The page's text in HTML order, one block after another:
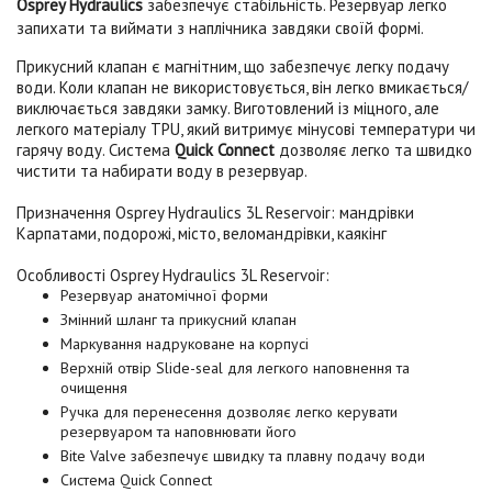
Osprey Hydraulics забезпечує стабільність. Резервуар легко
запихати та виймати з наплічника завдяки своїй формі.
Прикусний клапан є магнітним, що забезпечує легку подачу
води. Коли клапан не використовується, він легко вмикається/
виключається завдяки замку. Виготовлений із міцного, але
легкого матеріалу TPU, який витримує мінусові температури чи
гарячу воду. Система Quick Connect дозволяє легко та швидко
чистити та набирати воду в резервуар.
Призначення Osprey Hydraulics 3L Reservoir: мандрівки
Карпатами, подорожі, місто, веломандрівки, каякінг
Особливості Osprey Hydraulics 3L Reservoir:
Резервуар анатомічної форми
Змінний шланг та прикусний клапан
Маркування надруковане на корпусі
Верхній отвір Slide-seal для легкого наповнення та
очищення
Ручка для перенесення дозволяє легко керувати
резервуаром та наповнювати його
Bite Valve забезпечує швидку та плавну подачу води
Система Quick Connect